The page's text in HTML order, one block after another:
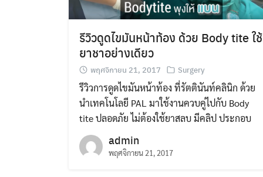
รีวิวดูดไขมันหน้าท้อง ด้วย Body tite ใช้
ยาชาอย่างเดียว
พฤศจิกายน 21, 2017 Surgery
รีวิวการดูดไขมันหน้าท้อง ที่รัตตินันท์คลินิก ด้วย
นำเทคโนโลยี PAL มาใช้งานควบคู่ไปกับ Body
tite ปลอดภัย ไม่ต้องใช้ยาสลบ มีคลิป ประกอบ
admin
พฤศจิกายน 21, 2017